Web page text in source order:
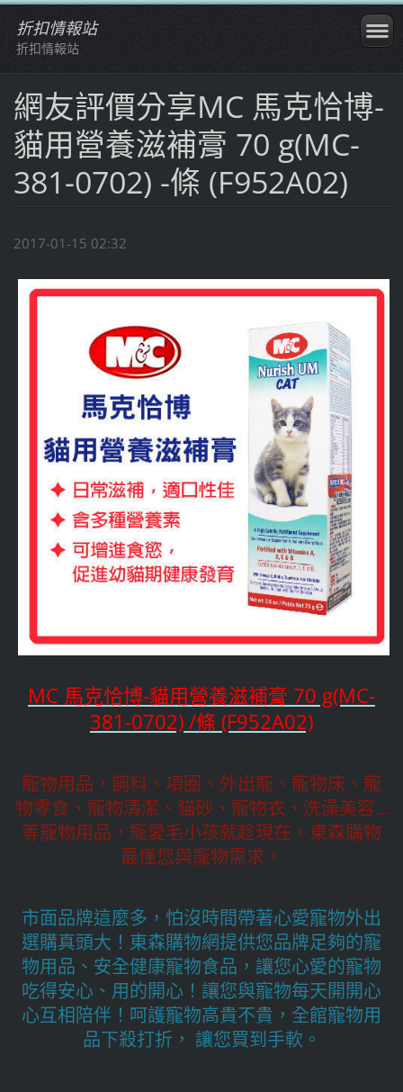
折扣情報站
折扣情報站
網友評價分享MC 馬克恰博-
貓用營養滋補膏 70 g(MC-
381-0702) -條 (F952A02)
2017-01-15 02:32
MC 馬克恰博-貓用營養滋補膏 70 g(MC-
381-0702) /條 (F952A02)
寵物用品，飼料、項圈、外出籠、寵物床、寵
物零食、寵物清潔、貓砂、寵物衣、洗澡美容...
等寵物用品，寵愛毛小孩就趁現在，東森購物
最懂您與寵物需求。
市面品牌這麼多，怕沒時間帶著心愛寵物外出
選購真頭大！東森購物網提供您品牌足夠的寵
物用品、安全健康寵物食品，讓您心愛的寵物
吃得安心、用的開心！讓您與寵物每天開開心
心互相陪伴！呵護寵物高貴不貴，全館寵物用
品下殺打折， 讓您買到手軟。